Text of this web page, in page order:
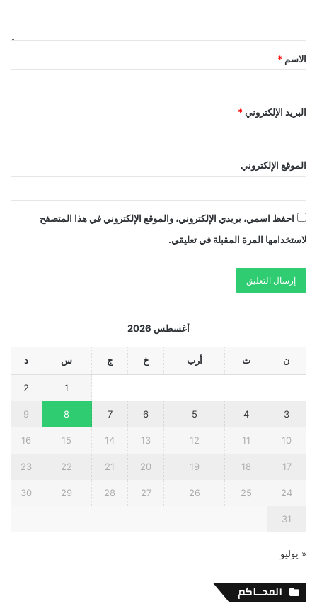
الاسم *
البريد الإلكتروني *
الموقع الإلكتروني
احفظ اسمي، بريدي الإلكتروني، والموقع الإلكتروني في هذا المتصفح
لاستخدامها المرة المقبلة في تعليقي.
أغسطس 2026
ن ث أرب خ ج س د
1
2
3
4
5
6
7
8
9
10
11
12
13
14
15
16
17
18
19
20
21
22
23
24
25
26
27
28
29
30
31
« يوليو
المحــاكم